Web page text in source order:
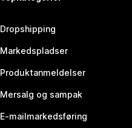
Dropshipping
Markedspladser
Produktanmeldelser
Mersalg og sampak
E-mailmarkedsføring